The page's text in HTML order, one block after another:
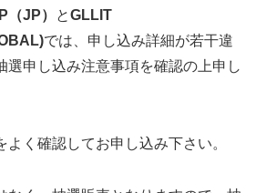
JP） とGLLIT
では、申し込み詳細が若干違
選申し込み注意事項を確認の上申し
よく確認してお申し込み下さい。